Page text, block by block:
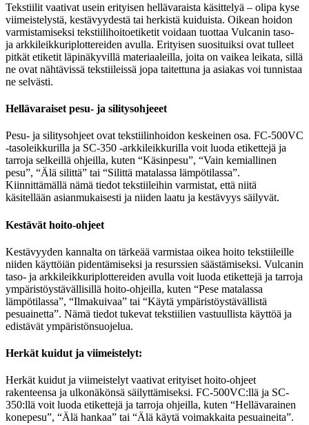
Tekstiilit vaativat usein erityisen hellävaraista käsittelyä – olipa kyse
viimeistelystä, kestävyydestä tai herkistä kuiduista. Oikean hoidon
varmistamiseksi tekstiilihoitoetiketit voidaan tuottaa Vulcanin taso-
ja arkkileikkuriplottereiden avulla. Erityisen suosituiksi ovat tulleet
pitkät etiketit läpinäkyvillä materiaaleilla, joita on vaikea leikata, sillä
ne ovat nähtävissä tekstiileissä jopa taitettuna ja asiakas voi tunnistaa
ne selvästi.
Hellävaraiset pesu- ja silitysohjeeet
Pesu- ja silitysohjeet ovat tekstiilinhoidon keskeinen osa. FC-500VC
-tasoleikkurilla ja SC-350 -arkkileikkurilla voit luoda etikettejä ja
tarroja selkeillä ohjeilla, kuten “Käsinpesu”, “Vain kemiallinen
pesu”, “Älä silittä” tai “Silittä matalassa lämpötilassa”.
Kiinnittämällä nämä tiedot tekstiileihin varmistat, että niitä
käsitellään asianmukaisesti ja niiden laatu ja kestävyys säilyvät.
Kestävät hoito-ohjeet
Kestävyyden kannalta on tärkeää varmistaa oikea hoito tekstiileille
niiden käyttöiän pidentämiseksi ja resurssien säästämiseksi. Vulcanin
taso- ja arkkileikkuriplottereiden avulla voit luoda etikettejä ja tarroja
ympäristöystävällisillä hoito-ohjeilla, kuten “Pese matalassa
lämpötilassa”, “Ilmakuivaa” tai “Käytä ympäristöystävällistä
pesuainetta”. Nämä tiedot tukevat tekstiilien vastuullista käyttöä ja
edistävät ympäristönsuojelua.
Herkät kuidut ja viimeistelyt:
Herkät kuidut ja viimeistelyt vaativat erityiset hoito-ohjeet
rakenteensa ja ulkonäkönsä säilyttämiseksi. FC-500VC:llä ja SC-
350:llä voit luoda etikettejä ja tarroja ohjeilla, kuten “Hellävarainen
konepesu”, “Älä hankaa” tai “Älä käytä voimakkaita pesuaineita”.